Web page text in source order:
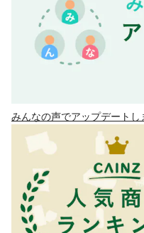
みんなの声でアップデートし